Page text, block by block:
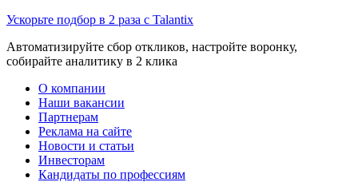
Ускорьте подбор в 2 раза с Talantix
Автоматизируйте сбор откликов, настройте воронку,
собирайте аналитику в 2 клика
О компании
Наши вакансии
Партнерам
Реклама на сайте
Новости и статьи
Инвесторам
Кандидаты по профессиям